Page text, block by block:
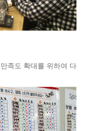
족도 확대를 위하여 다